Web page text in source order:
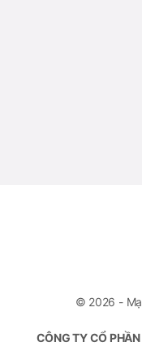
© 2026 -
CÔNG TY CỔ